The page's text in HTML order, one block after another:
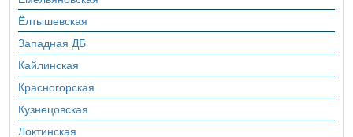
Ёлтышевская
Западная ДБ
Кайлинская
Красногорская
Кузнецовская
Локтинская